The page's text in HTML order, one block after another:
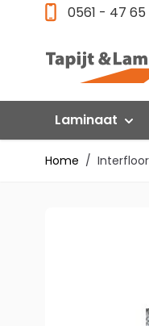
Ga direct door naar de
0561 - 47 65
Laminaat
Home /